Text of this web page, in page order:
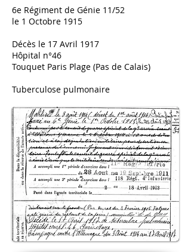
6e Régiment de Génie 11/52
le 1 Octobre 1915
Décès le 17 Avril 1917
Hôpital n°46
Touquet Paris Plage (Pas de Calais)
Tuberculose pulmonaire